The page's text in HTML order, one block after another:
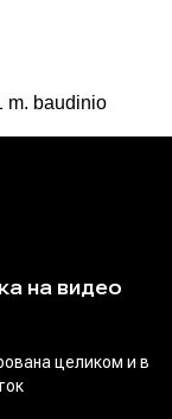
m. baudinio